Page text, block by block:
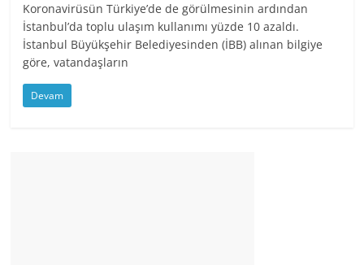
Koronavirüsün Türkiye’de de görülmesinin ardından
İstanbul’da toplu ulaşım kullanımı yüzde 10 azaldı.
İstanbul Büyükşehir Belediyesinden (İBB) alınan bilgiye
göre, vatandaşların
Devam